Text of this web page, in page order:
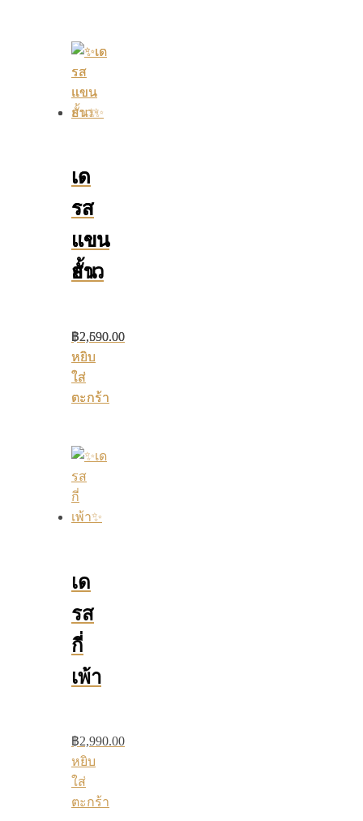
เด
รส
แขน
สั้น
฿2,590.00
หยิบ
ใส่
ตะกร้า
เด
รส
แขน
ยาว
฿2,690.00
หยิบ
ใส่
ตะกร้า
เด
รส
กี่
เพ้า
฿2,990.00
หยิบ
ใส่
ตะกร้า